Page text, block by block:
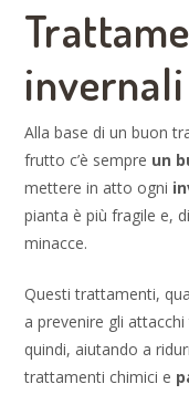
invernali
Alla base di un buon
frutto c’è sempre un
mettere in atto ogni
pianta è più fragile e,
minacce.
Questi trattamenti,
a prevenire gli
quindi, aiutando a
trattamenti chimici e